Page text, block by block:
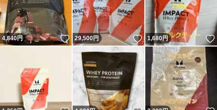
4,840円 いいね！
29,500円 いいね！
1,680円